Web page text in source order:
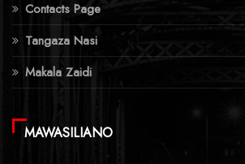
Contacts Page
Tangaza Nasi
Makala Zaidi
MAWASILIANO